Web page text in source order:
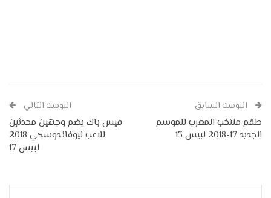
البوست السابق
طقم منتخب المغرب للموسم
الجديد 17-2018 لبيس 13
البوست التالي
فيس باك يضم وجهين محدثين
للاعب ليوفاندوسكي 2018
لبيس 17